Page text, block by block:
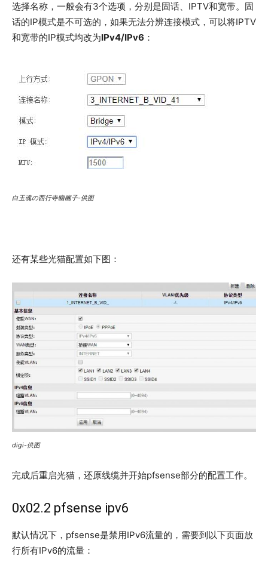
选择名称，一般会有3个选项，分别是固话、IPTV和宽带。固
话的IP模式是不可选的，如果无法分辨连接模式，可以将IPTV
和宽带的IP模式均改为IPv4/IPv6 ：
白玉魂の西行寺幽幽子-供图
还有某些光猫配置如下图：
digi-供图
完成后重启光猫，还原线缆并开始pfsense部分的配置工作。
0x02.2 pfsense ipv6
默认情况下，pfsense是禁用IPv6流量的，需要到以下页面放
行所有IPv6的流量：